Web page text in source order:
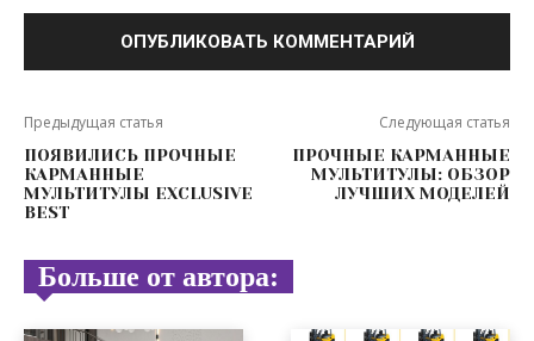
Предыдущая статья
ПОЯВИЛИСЬ ПРОЧНЫЕ
КАРМАННЫЕ
МУЛЬТИТУЛЫ EXCLUSIVE
BEST
Следующая статья
ПРОЧНЫЕ КАРМАННЫЕ
МУЛЬТИТУЛЫ: ОБЗОР
ЛУЧШИХ МОДЕЛЕЙ
Больше от автора: